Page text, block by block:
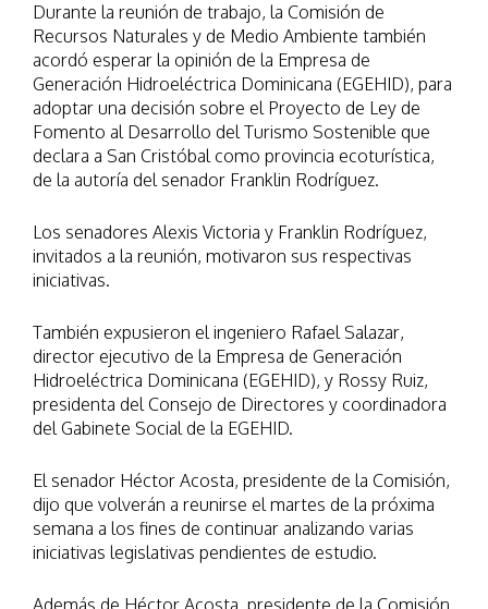
Durante la reunión de trabajo, la Comisión de
Recursos Naturales y de Medio Ambiente también
acordó esperar la opinión de la Empresa de
Generación Hidroeléctrica Dominicana (EGEHID), para
adoptar una decisión sobre el Proyecto de Ley de
Fomento al Desarrollo del Turismo Sostenible que
declara a San Cristóbal como provincia ecoturística,
de la autoría del senador Franklin Rodríguez.
Los senadores Alexis Victoria y Franklin Rodríguez,
invitados a la reunión, motivaron sus respectivas
iniciativas.
También expusieron el ingeniero Rafael Salazar,
director ejecutivo de la Empresa de Generación
Hidroeléctrica Dominicana (EGEHID), y Rossy Ruiz,
presidenta del Consejo de Directores y coordinadora
del Gabinete Social de la EGEHID.
El senador Héctor Acosta, presidente de la Comisión,
dijo que volverán a reunirse el martes de la próxima
semana a los fines de continuar analizando varias
iniciativas legislativas pendientes de estudio.